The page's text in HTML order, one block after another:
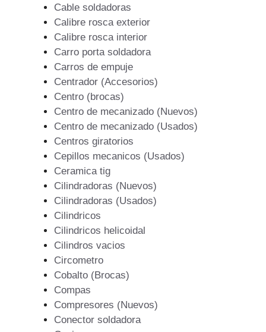
Cable soldadoras
Calibre rosca exterior
Calibre rosca interior
Carro porta soldadora
Carros de empuje
Centrador (Accesorios)
Centro (brocas)
Centro de mecanizado (Nuevos)
Centro de mecanizado (Usados)
Centros giratorios
Cepillos mecanicos (Usados)
Ceramica tig
Cilindradoras (Nuevos)
Cilindradoras (Usados)
Cilindricos
Cilindricos helicoidal
Cilindros vacios
Circometro
Cobalto (Brocas)
Compas
Compresores (Nuevos)
Conector soldadora